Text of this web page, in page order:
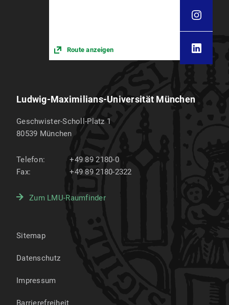
Route anzeigen
Ludwig-Maximilians-Universität München
Geschwister-Scholl-Platz 1
80539 München
Telefon:
+49 89 2180-0
Fax:
+49 89 2180-2322
Zum LMU-Raumfinder
Sitemap
Datenschutz
Impressum
Barrierefreiheit